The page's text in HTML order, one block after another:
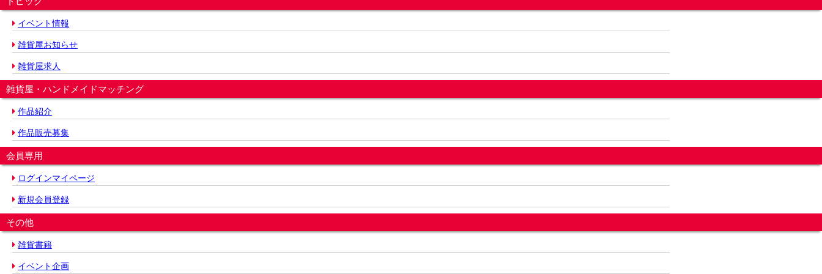
イベント情報
雑貨屋お知らせ
雑貨屋求人
雑貨屋・ハンドメイドマッチング
作品紹介
作品販売募集
会員専用
ログインマイページ
新規会員登録
その他
雑貨書籍
イベント企画